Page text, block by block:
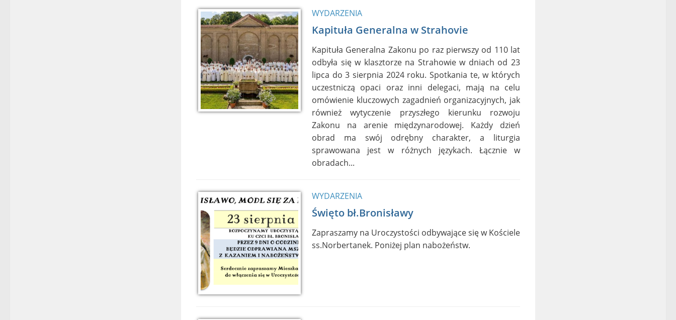
WYDARZENIA
Kapituła Generalna w Strahovie
Kapituła Generalna Zakonu po raz pierwszy od 110 lat
odbyła się w klasztorze na Strahowie w dniach od 23
lipca do 3 sierpnia 2024 roku. Spotkania te, w których
uczestniczą opaci oraz inni delegaci, mają na celu
omówienie kluczowych zagadnień organizacyjnych, jak
również wytyczenie przyszłego kierunku rozwoju
Zakonu na arenie międzynarodowej. Każdy dzień
obrad ma swój odrębny charakter, a liturgia
sprawowana jest w różnych językach. Łącznie w
obradach...
WYDARZENIA
Święto bł.Bronisławy
Zapraszamy na Uroczystości odbywające się w Kościele
ss.Norbertanek. Poniżej plan nabożeństw.